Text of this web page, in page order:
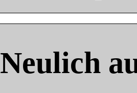
Neulich